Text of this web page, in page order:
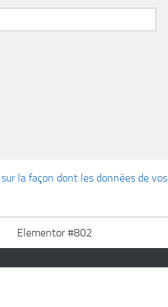
la façon dont les données de vos
Elementor #802